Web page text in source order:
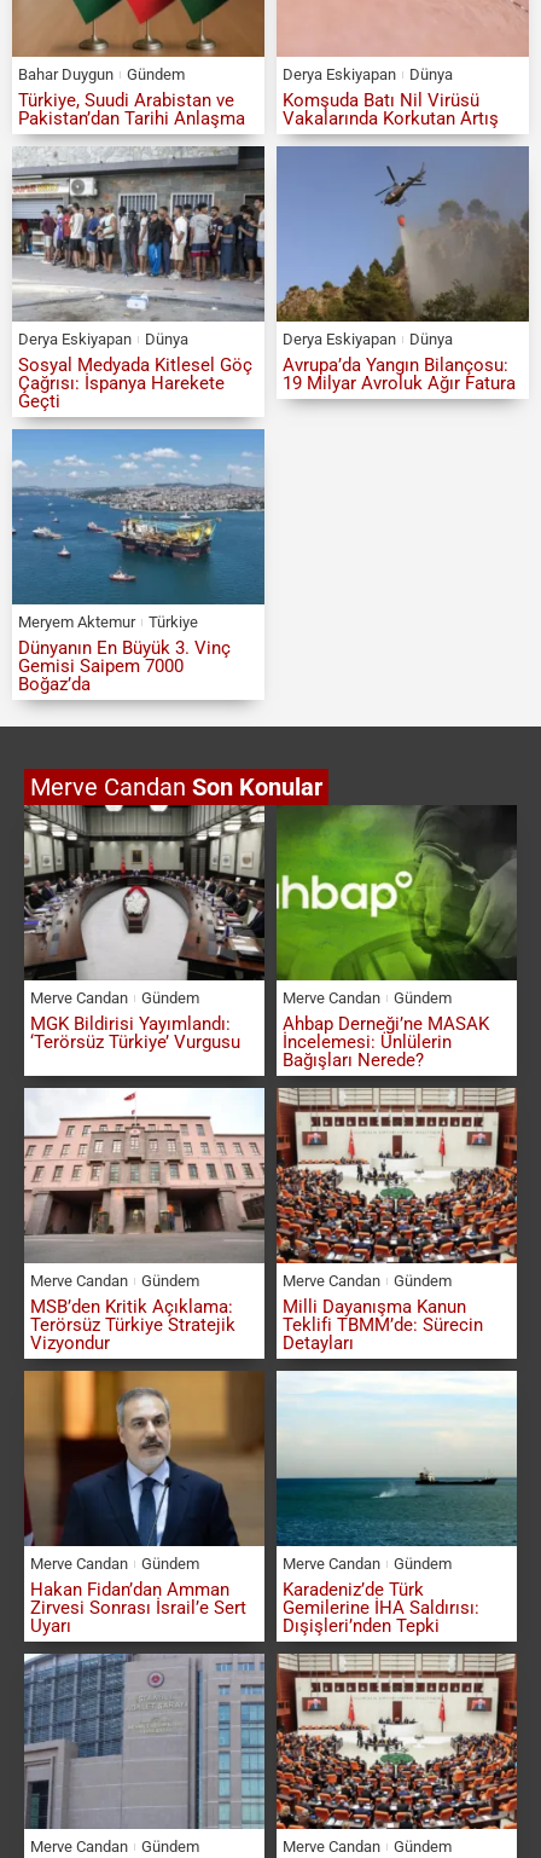
Bahar Duygun Gündem
Türkiye, Suudi Arabistan ve
Pakistan’dan Tarihi Anlaşma
Derya Eskiyapan Dünya
Komşuda Batı Nil Virüsü
Vakalarında Korkutan Artış
Derya Eskiyapan Dünya
Sosyal Medyada Kitlesel Göç
Çağrısı: İspanya Harekete
Geçti
Derya Eskiyapan Dünya
Avrupa’da Yangın Bilançosu:
19 Milyar Avroluk Ağır Fatura
Meryem Aktemur Türkiye
Dünyanın En Büyük 3. Vinç
Gemisi Saipem 7000
Boğaz’da
Merve Candan Son Konular
Merve Candan Gündem
MGK Bildirisi Yayımlandı:
‘Terörsüz Türkiye’ Vurgusu
Merve Candan Gündem
Ahbap Derneği’ne MASAK
İncelemesi: Ünlülerin
Bağışları Nerede?
Merve Candan Gündem
MSB’den Kritik Açıklama:
Terörsüz Türkiye Stratejik
Vizyondur
Merve Candan Gündem
Milli Dayanışma Kanun
Teklifi TBMM’de: Sürecin
Detayları
Merve Candan Gündem
Hakan Fidan’dan Amman
Zirvesi Sonrası İsrail’e Sert
Uyarı
Merve Candan Gündem
Karadeniz’de Türk
Gemilerine İHA Saldırısı:
Dışişleri’nden Tepki
Merve Candan Gündem Merve Candan Gündem